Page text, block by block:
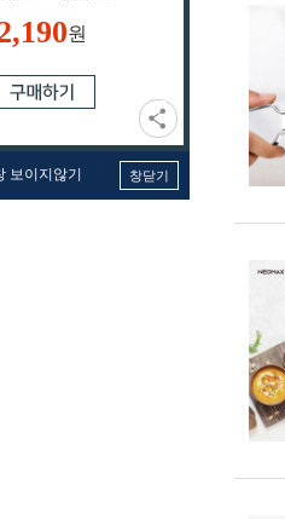
원
보이지않기 창닫기